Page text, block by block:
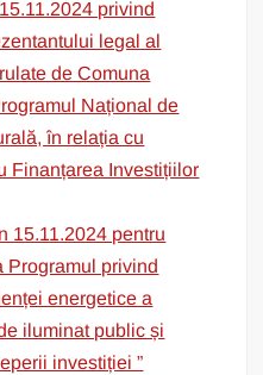
privind
legal al
de Comuna
Național de
în relația cu
Finanțarea Investițiilor
15.11.2024 pentru
Programul privind
energetice a
iluminat public și
investiției ”